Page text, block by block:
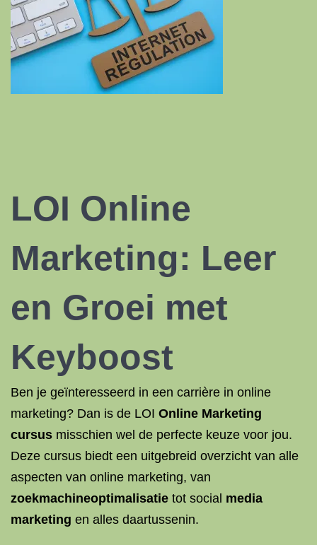
LOI Online
Marketing: Leer
en Groei met
Keyboost
Ben je geïnteresseerd in een carrière in online
marketing? Dan is de LOI Online Marketing
cursus misschien wel de perfecte keuze voor jou.
Deze cursus biedt een uitgebreid overzicht van alle
aspecten van online marketing, van
zoekmachineoptimalisatie tot social media
marketing en alles daartussenin.